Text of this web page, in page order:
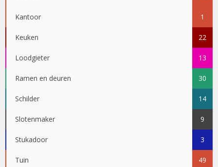
Kantoor 1
Keuken 22
Loodgieter 13
Ramen en deuren 30
Schilder 14
Slotenmaker 9
Stukadoor 3
Tuin 49